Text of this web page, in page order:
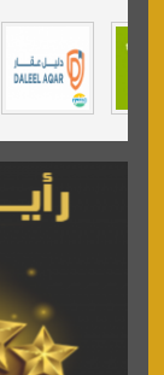
مندى غرام
مردة
السبيل